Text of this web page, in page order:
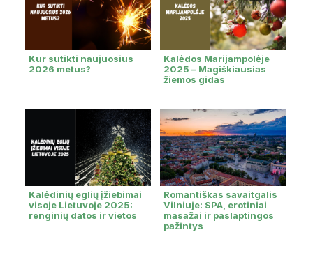
Kur sutikti naujuosius
2026 metus?
Kalėdos Marijampolėje
2025 – Magiškiausias
žiemos gidas
Kalėdinių eglių įžiebimai
visoje Lietuvoje 2025:
renginių datos ir vietos
Romantiškas savaitgalis
Vilniuje: SPA, erotiniai
masažai ir paslaptingos
pažintys